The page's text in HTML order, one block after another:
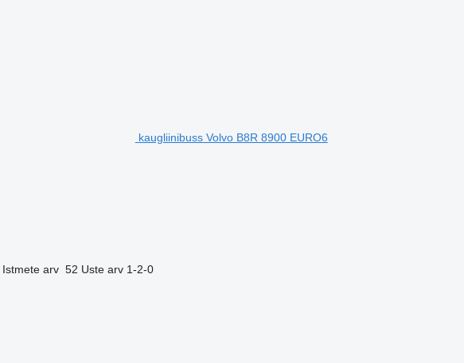
kaugliinibuss Volvo B8R 8900 EURO6
Istmete arv 52 Uste arv 1-2-0